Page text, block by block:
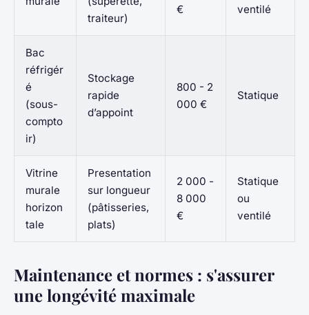
traiteur)
€
ventilé
Bac
réfrigér
é
(sous-
compto
ir)
Stockage
rapide
d’appoint
800 - 2
000 €
Statique
Vitrine
murale
horizon
tale
Presentation
sur longueur
(pâtisseries,
plats)
2 000 -
8 000
€
Statique
ou
ventilé
Maintenance et normes : s'assurer
une longévité maximale